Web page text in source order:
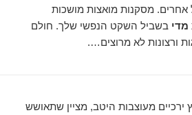
אחרים. מסקנות מואצות מושכות
מדי בשביל השקט הנפשי שלך. חולם
ורצונות לא מרוצים….
מעוצבות היטב, מציין שתאושש